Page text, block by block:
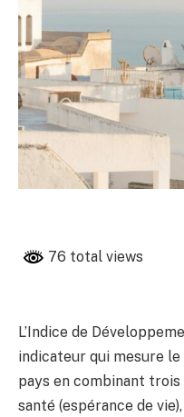
76 total views
L’Indice de
indicateur qui mesure
pays en combinant
santé (espérance de